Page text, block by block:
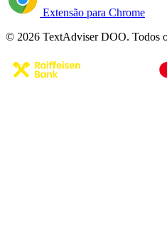
Extensão para Chrome
© 2026 TextAdviser DOO. Todos